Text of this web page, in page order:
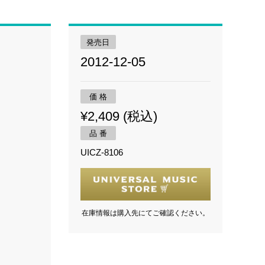
発売日
2012-12-05
価 格
¥2,409 (税込)
品 番
UICZ-8106
在庫情報は購入先にてご確認ください。